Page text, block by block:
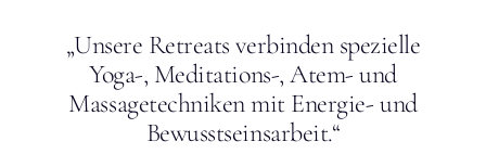
„Unsere Retreats verbinden spezielle
Yoga-, Meditations-, Atem- und
Massagetechniken mit Energie- und
Bewusstseinsarbeit.“